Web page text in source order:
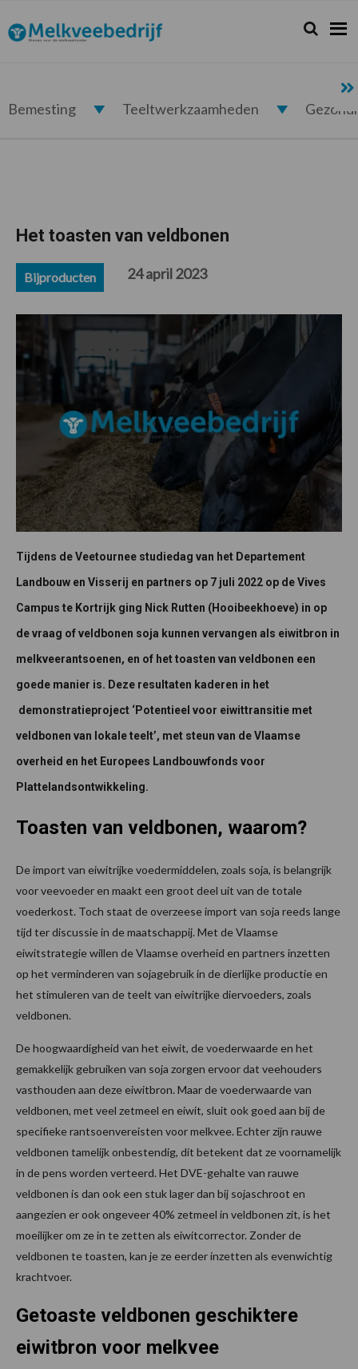
de
hoofdnavigatie
de
hoofd
de
eerste
de
voettekst
Melkveebedrijf.nl Zoeken...
Zoek
Bemesting Teeltwerkzaamheden
Het toasten van veldbonen
Bijproducten 24 april 2023
Tijdens de Veetournee studiedag van het Departement
Landbouw en Visserij en partners op 7 juli 2022 op de Vives
Campus te Kortrijk ging Nick Rutten (Hooibeekhoeve) in op
de vraag of veldbonen soja kunnen vervangen als eiwitbron in
melkveerantsoenen, en of het toasten van veldbonen een
goede manier is. Deze resultaten kaderen in het
demonstratieproject ‘Potentieel voor eiwittransitie met
veldbonen van lokale teelt’, met steun van de Vlaamse
overheid en het Europees Landbouwfonds voor
Plattelandsontwikkeling.
Toasten van veldbonen, waarom?
De import van eiwitrijke voedermiddelen, zoals soja, is belangrijk
voor veevoeder en maakt een groot deel uit van de totale
voederkost. Toch staat de overzeese import van soja reeds lange
tijd ter discussie in de maatschappij. Met de Vlaamse
eiwitstrategie willen de Vlaamse overheid en partners inzetten
op het verminderen van sojagebruik in de dierlijke productie en
het stimuleren van de teelt van eiwitrijke diervoeders, zoals
veldbonen.
De hoogwaardigheid van het eiwit, de voederwaarde en het
gemakkelijk gebruiken van soja zorgen ervoor dat veehouders
vasthouden aan deze eiwitbron. Maar de voederwaarde van
veldbonen, met veel zetmeel en eiwit, sluit ook goed aan bij de
specifieke rantsoenvereisten voor melkvee. Echter zijn rauwe
veldbonen tamelijk onbestendig, dit betekent dat ze voornamelijk
in de pens worden verteerd. Het DVE-gehalte van rauwe
veldbonen is dan ook een stuk lager dan bij sojaschroot en
aangezien er ook ongeveer 40% zetmeel in veldbonen zit, is het
moeilijker om ze in te zetten als eiwitcorrector. Zonder de
veldbonen te toasten, kan je ze eerder inzetten als evenwichtig
krachtvoer.
Getoaste veldbonen geschiktere
eiwitbron voor melkvee